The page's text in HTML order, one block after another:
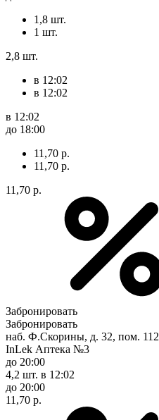
1,8 шт.
1 шт.
2,8 шт.
в 12:02
в 12:02
в 12:02
до 18:00
11,70 р.
11,70 р.
11,70 р.
Забронировать
Забронировать
наб. Ф.Скорины, д. 32, пом. 112
InLek Аптека №3
до 20:00
4,2 шт. в 12:02
до 20:00
11,70 р.